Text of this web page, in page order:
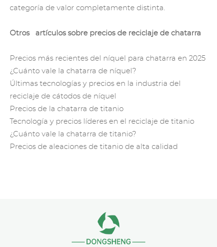
categoría de valor completamente distinta.
Otros artículos sobre precios de reciclaje de chatarra
Precios más recientes del níquel para chatarra en 2025
¿Cuánto vale la chatarra de níquel?
Últimas tecnologías y precios en la industria del
reciclaje de cátodos de níquel
Precios de la chatarra de titanio
Tecnología y precios líderes en el reciclaje de titanio
¿Cuánto vale la chatarra de titanio?
Precios de aleaciones de titanio de alta calidad